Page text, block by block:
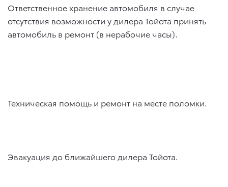
Ответственное хранение автомобиля в случае
отсутствия возможности у дилера Тойота принять
автомобиль в ремонт (в нерабочие часы).
Техническая помощь и ремонт на месте поломки.
Эвакуация до ближайшего дилера Тойота.